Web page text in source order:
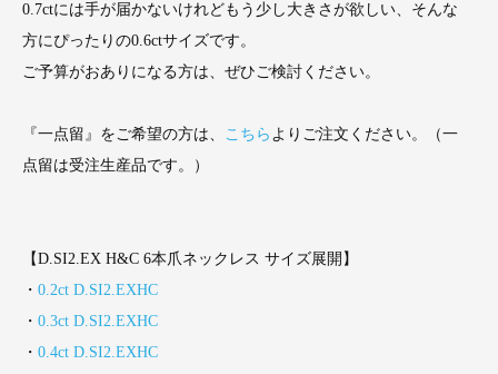
0.7ctには手が届かないけれどもう少し大きさが欲しい、そんな
方にぴったりの0.6ctサイズです。
ご予算がおありになる方は、ぜひご検討ください。
『一点留』をご希望の方は、 こちら よりご注文ください。（一
点留は受注生産品です。）
【D.SI2.EX H&C 6本爪ネックレス サイズ展開】
・ 0.2ct D.SI2.EXHC
・ 0.3ct D.SI2.EXHC
・ 0.4ct D.SI2.EXHC